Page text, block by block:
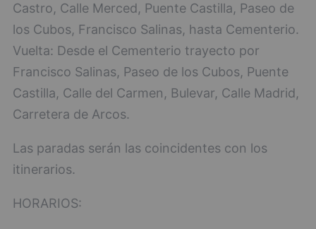
Castro, Calle Merced, Puente Castilla, Paseo de
los Cubos, Francisco Salinas, hasta Cementerio.
Vuelta: Desde el Cementerio trayecto por
Francisco Salinas, Paseo de los Cubos, Puente
Castilla, Calle del Carmen, Bulevar, Calle Madrid,
Carretera de Arcos.
Las paradas serán las coincidentes con los
itinerarios.
HORARIOS: